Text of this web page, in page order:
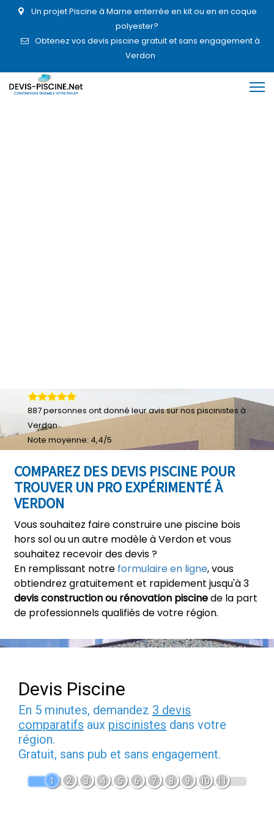
Un projet Piscine à Marne enterrée en kit ou en en coque
polyester?
Obtenez vos devis piscine gratuit et sans engagement à
Verdon
COMPAREZ DES DEVIS PISCINE POUR
TROUVER UN PRO EXPÉRIMENTÉ À
VERDON
Vous souhaitez faire construire une piscine bois
hors sol ou un autre modèle à Verdon et vous
souhaitez recevoir des devis ?
En remplissant notre formulaire en ligne, vous
obtiendrez gratuitement et rapidement jusqu'à 3
devis construction ou rénovation piscinede la part
de professionnels qualifiés de votre région.
887personnes ont donné leuravis sur nos piscinistes à
Verdon
Note moyenne: 4,4/5
Devis Piscine
En 5 minutes, demandez 3 devis
comparatifs aux piscinistes dans votre
région.
Gratuit, sans pub et sans engagement.
1 2 3 4 5 6 7 8 9 10 11